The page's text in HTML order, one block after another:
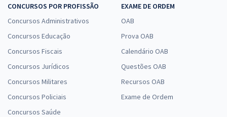
CONCURSOS POR PROFISSÃO
Concursos Administrativos
Concursos Educação
Concursos Fiscais
Concursos Jurídicos
Concursos Militares
Concursos Policiais
Concursos Saúde
EXAME DE ORDEM
OAB
Prova OAB
Calendário OAB
Questões OAB
Recursos OAB
Exame de Ordem